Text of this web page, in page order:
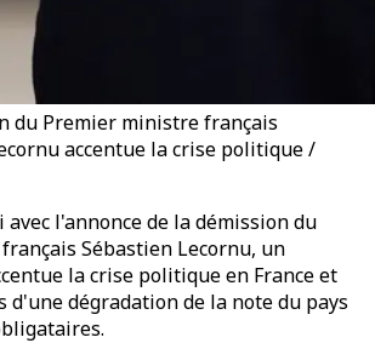
du Premier ministre français
accentue la crise politique /
l'annonce de la démission du
Sébastien Lecornu, un
la crise politique en France et
d'une dégradation de la note du pays